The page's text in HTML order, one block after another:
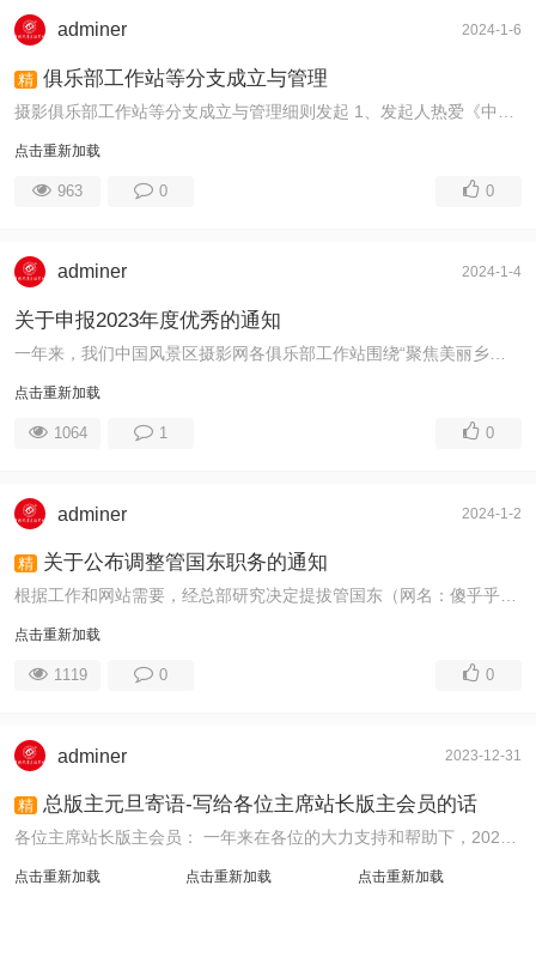
adminer 2024-1-6
精 俱乐部工作站等分支成立与管理
点击重新加载
963 0 0
adminer 2024-1-4
关于申报2023年度优秀的通知
点击重新加载
1064 1 0
adminer 2024-1-2
精 关于公布调整管国东职务的通知
点击重新加载
1119 0 0
adminer 2023-12-31
精 总版主元旦寄语-写给各位主席站长版主会员的话
各位主席站长版主会员： 一年来在各位的大力支持和帮助下，2023年成绩巨大，涌现出了很多突出的先进单位和个人，成为我们的中坚力量，我们将调整充实我们 ...
点击重新加载 点击重新加载 点击重新加载